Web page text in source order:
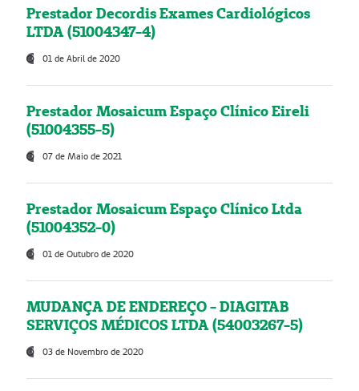
Prestador Decordis Exames Cardiológicos
LTDA (51004347-4)
01 de Abril de 2020
Prestador Mosaicum Espaço Clínico Eireli
(51004355-5)
07 de Maio de 2021
Prestador Mosaicum Espaço Clínico Ltda
(51004352-0)
01 de Outubro de 2020
MUDANÇA DE ENDEREÇO - DIAGITAB
SERVIÇOS MÉDICOS LTDA (54003267-5)
03 de Novembro de 2020